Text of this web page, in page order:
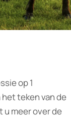
op 1
teken van de
u meer over de